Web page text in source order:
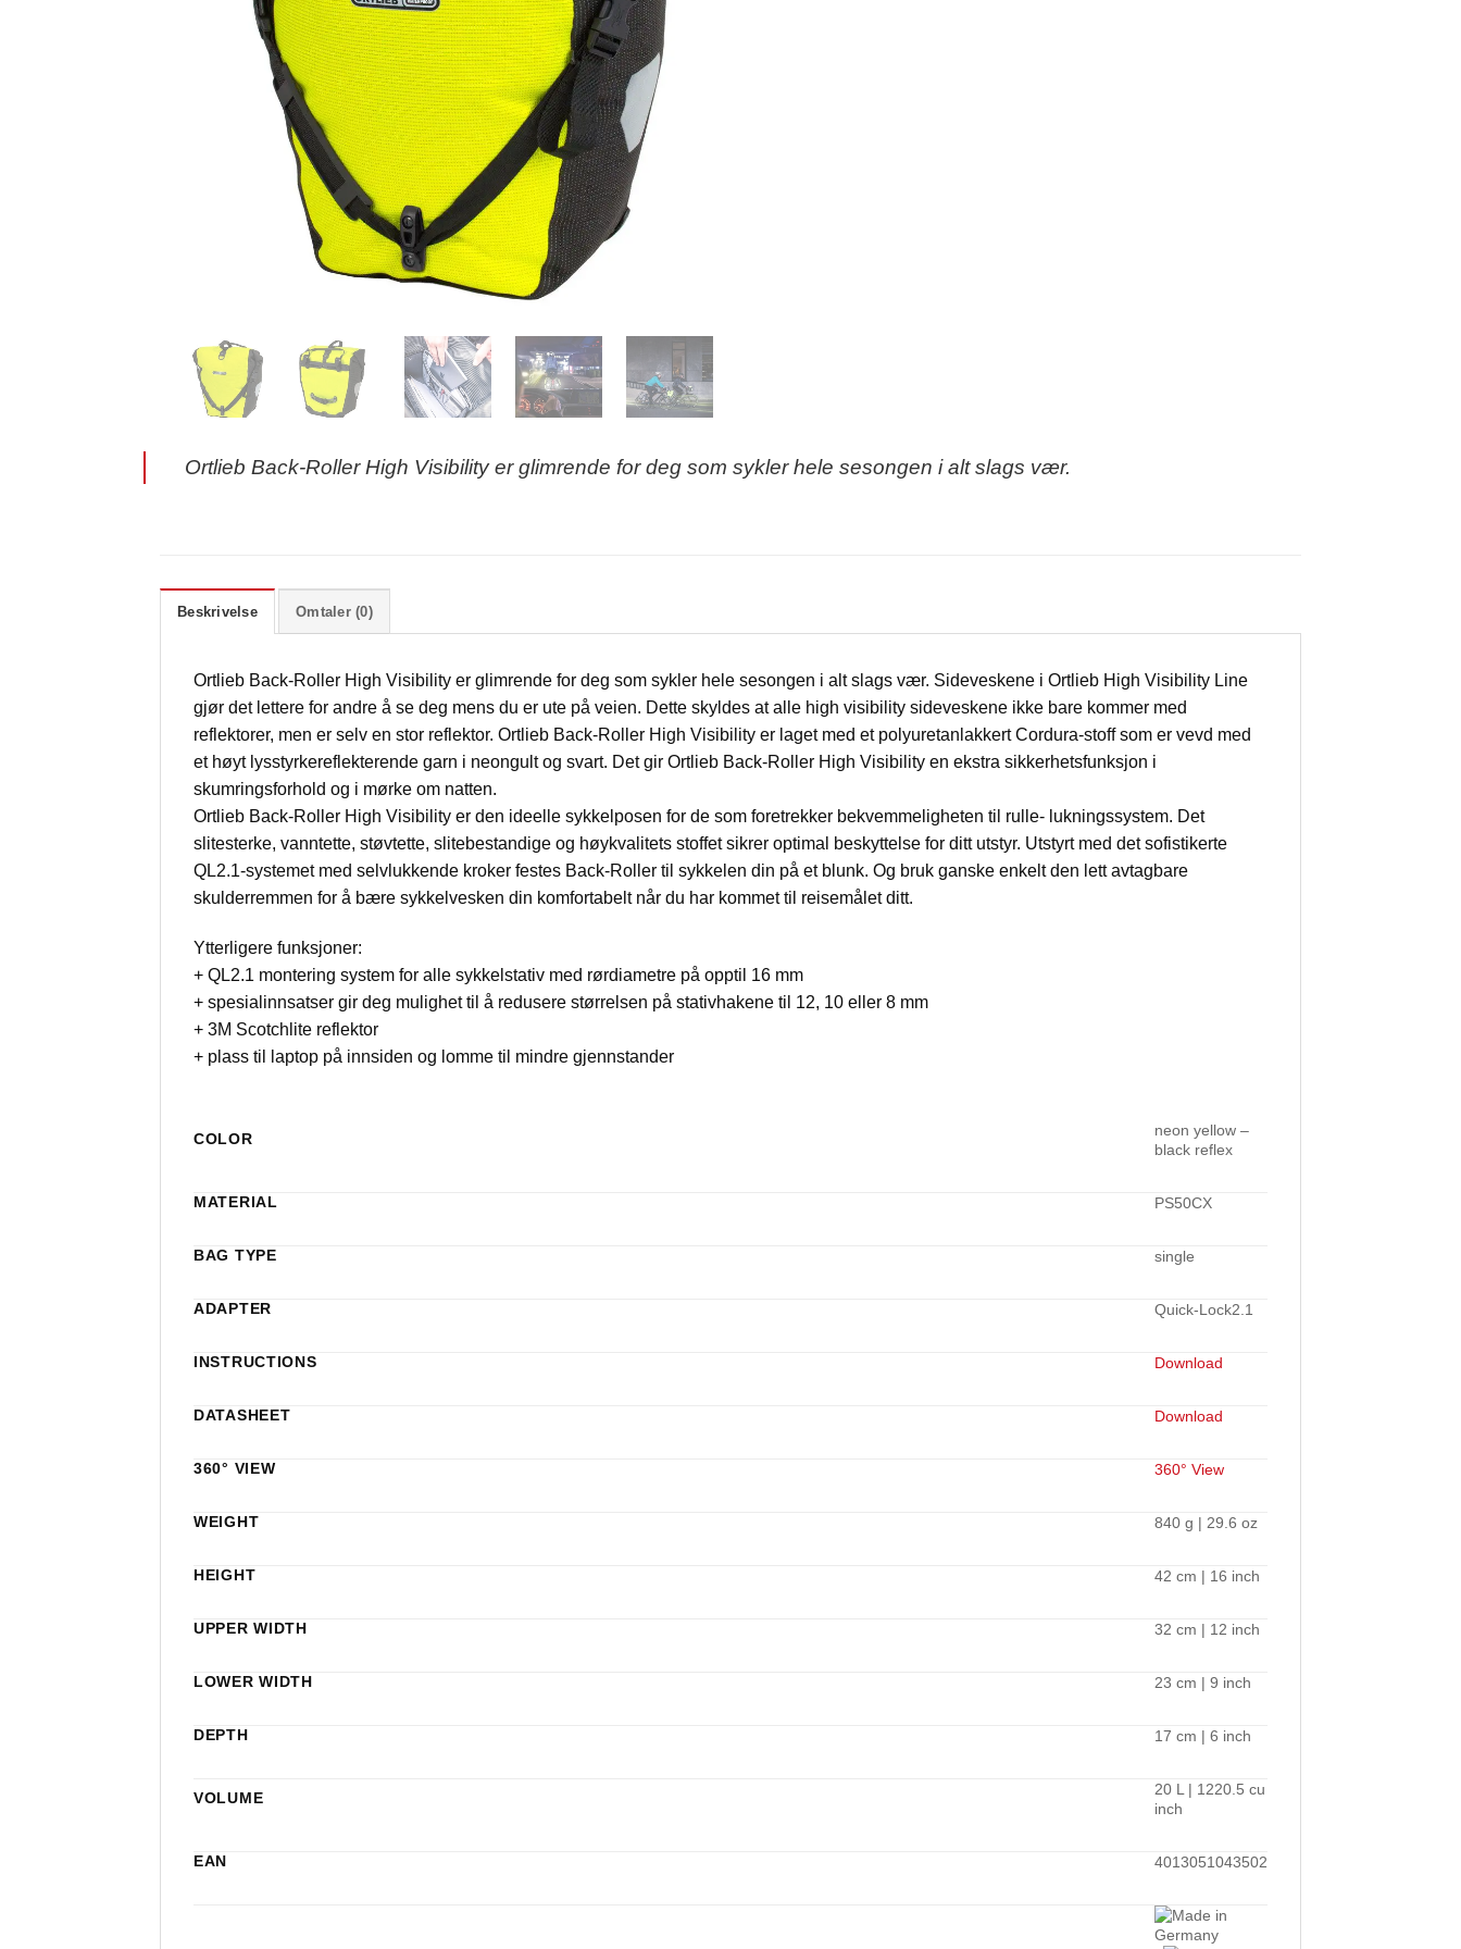
Ortlieb Back-Roller High Visibility er glimrende for deg som sykler hele sesongen i alt slags vær.
Beskrivelse Omtaler (0)
Ortlieb Back-Roller High Visibility er glimrende for deg som sykler hele sesongen i alt slags vær. Sideveskene i Ortlieb High Visibility Line
gjør det lettere for andre å se deg mens du er ute på veien. Dette skyldes at alle high visibility sideveskene ikke bare kommer med
reflektorer, men er selv en stor reflektor. Ortlieb Back-Roller High Visibility er laget med et polyuretanlakkert Cordura-stoff som er vevd med
et høyt lysstyrkereflekterende garn i neongult og svart. Det gir Ortlieb Back-Roller High Visibility en ekstra sikkerhetsfunksjon i
skumringsforhold og i mørke om natten.
Ortlieb Back-Roller High Visibility er den ideelle sykkelposen for de som foretrekker bekvemmeligheten til rulle- lukningssystem. Det
slitesterke, vanntette, støvtette, slitebestandige og høykvalitets stoffet sikrer optimal beskyttelse for ditt utstyr. Utstyrt med det sofistikerte
QL2.1-systemet med selvlukkende kroker festes Back-Roller til sykkelen din på et blunk. Og bruk ganske enkelt den lett avtagbare
skulderremmen for å bære sykkelvesken din komfortabelt når du har kommet til reisemålet ditt.
Ytterligere funksjoner:
+ QL2.1 montering system for alle sykkelstativ med rørdiametre på opptil 16 mm
+ spesialinnsatser gir deg mulighet til å redusere størrelsen på stativhakene til 12, 10 eller 8 mm
+ 3M Scotchlite reflektor
+ plass til laptop på innsiden og lomme til mindre gjennstander
COLOR
neon yellow –
black reflex
MATERIAL PS50CX
BAG TYPE single
ADAPTER Quick-Lock2.1
INSTRUCTIONS Download
DATASHEET Download
360° VIEW 360° View
WEIGHT 840 g | 29.6 oz
HEIGHT 42 cm | 16 inch
UPPER WIDTH 32 cm | 12 inch
LOWER WIDTH 23 cm | 9 inch
DEPTH 17 cm | 6 inch
VOLUME
20 L | 1220.5 cu
inch
EAN 4013051043502